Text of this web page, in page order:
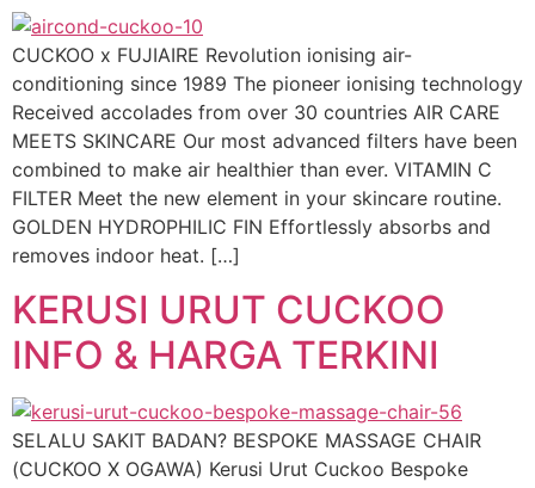
CUCKOO x FUJIAIRE Revolution ionising air-
conditioning since 1989 The pioneer ionising technology
Received accolades from over 30 countries AIR CARE
MEETS SKINCARE Our most advanced filters have been
combined to make air healthier than ever. VITAMIN C
FILTER Meet the new element in your skincare routine.
GOLDEN HYDROPHILIC FIN Effortlessly absorbs and
removes indoor heat. […]
KERUSI URUT CUCKOO
INFO & HARGA TERKINI
SELALU SAKIT BADAN? BESPOKE MASSAGE CHAIR
(CUCKOO X OGAWA) Kerusi Urut Cuckoo Bespoke